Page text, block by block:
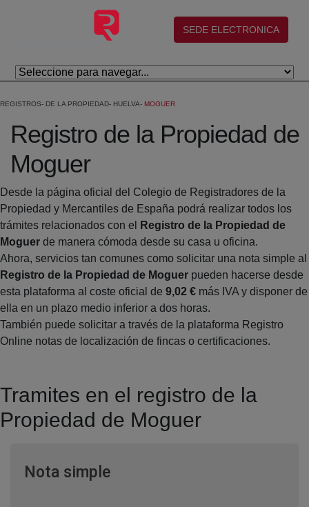
Eduki nagusira joan
(abre en nueva ventana)
SEDE ELECTRONICA
REGISTROS DE LA PROPIEDAD HUELVA MOGUER
Registro de la Propiedad de
Moguer
Desde la página oficial del Colegio de Registradores de la
Propiedad y Mercantiles de España podrá realizar todos los
trámites relacionados con el
Registro de la Propiedad de
Moguer de manera cómoda desde su casa u oficina.
Ahora, servicios tan comunes como solicitar una nota simple al
Registro de la Propiedad de Moguer pueden hacerse desde
esta plataforma al coste oficial de 9,02 € más IVA y disponer de
ella en un plazo medio inferior a dos horas.
También puede solicitar a través de la plataforma Registro
Online notas de localización de fincas o certificaciones.
Tramites en el registro de la
Propiedad de Moguer
Nota simpleVentana nueva